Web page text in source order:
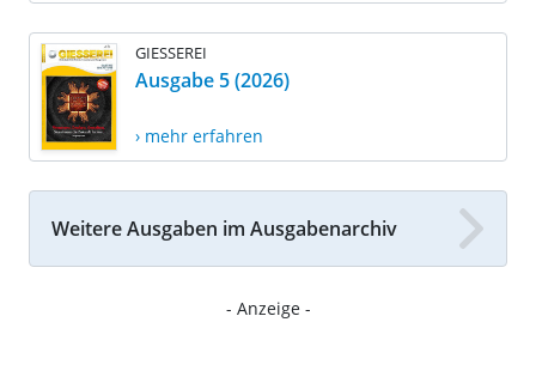
GIESSEREI
Ausgabe 5 (2026)
› mehr erfahren
Weitere Ausgaben im Ausgabenarchiv
- Anzeige -